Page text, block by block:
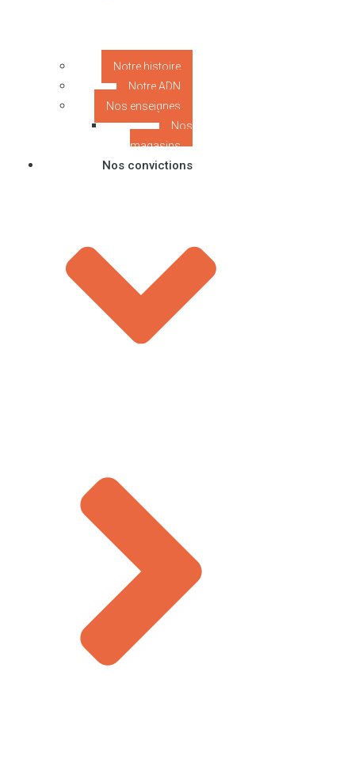
Notre histoire
Notre ADN
Nos enseignes
Nos
magasins
Nos convictions